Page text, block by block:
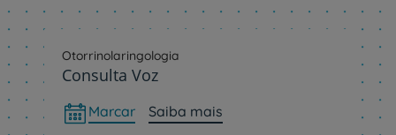
Otorrinolaringologia
Consulta Voz
Marcar Saiba mais